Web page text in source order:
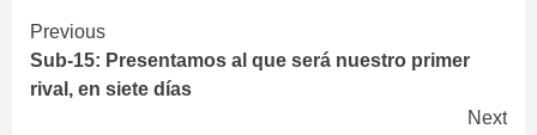
Continue
Reading
Previous
Sub-15: Presentamos al que será nuestro primer
rival, en siete días
Next